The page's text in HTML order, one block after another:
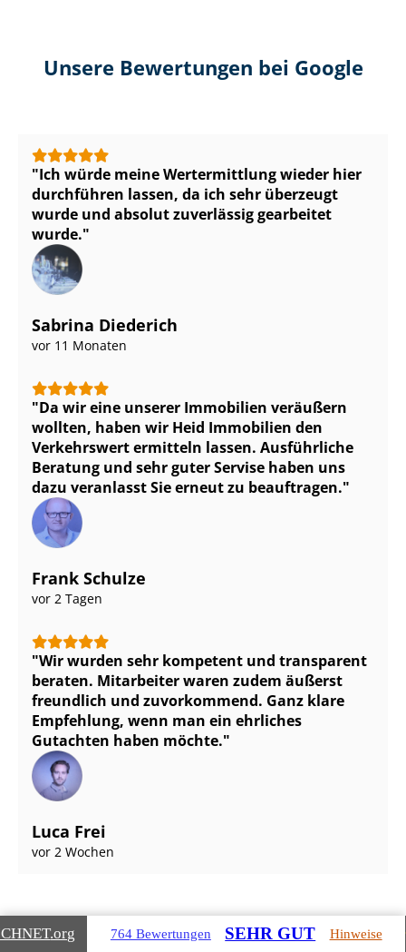
Unsere Bewertungen bei Google
Ich würde meine Wertermittlung wieder hier
durchführen lassen, da ich sehr überzeugt
wurde und absolut zuverlässig gearbeitet
wurde.
Sabrina Diederich
vor 11 Monaten
Da wir eine unserer Immobilien veräußern
wollten, haben wir Heid Immobilien den
Verkehrswert ermitteln lassen. Ausführliche
Beratung und sehr guter Servise haben uns
dazu veranlasst Sie erneut zu beauftragen.
Frank Schulze
vor 2 Tagen
Wir wurden sehr kompetent und transparent
beraten. Mitarbeiter waren zudem äußerst
freundlich und zuvorkommend. Ganz klare
Empfehlung, wenn man ein ehrliches
Gutachten haben möchte.
Luca Frei
vor 2 Wochen
.org 764 Bewertungen SEHR GUT Hinweise